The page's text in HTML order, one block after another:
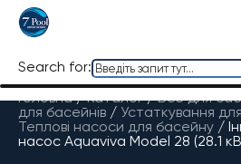
Search for:
Головна / Каталог/Все для
для басейнів / Устаткування
Теплові насоси для басейну /
насос Aquaviva Model 28 (28.1